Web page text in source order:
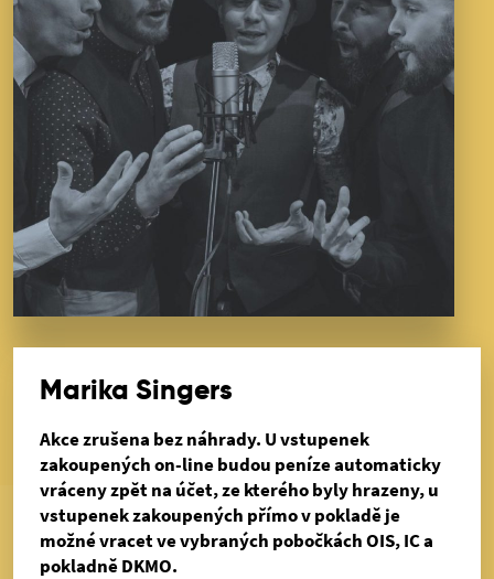
Marika Singers
Akce zrušena bez náhrady. U vstupenek
zakoupených on-line budou peníze automaticky
vráceny zpět na účet, ze kterého byly hrazeny, u
vstupenek zakoupených přímo v pokladě je
možné vracet ve vybraných pobočkách OIS, IC a
pokladně DKMO.